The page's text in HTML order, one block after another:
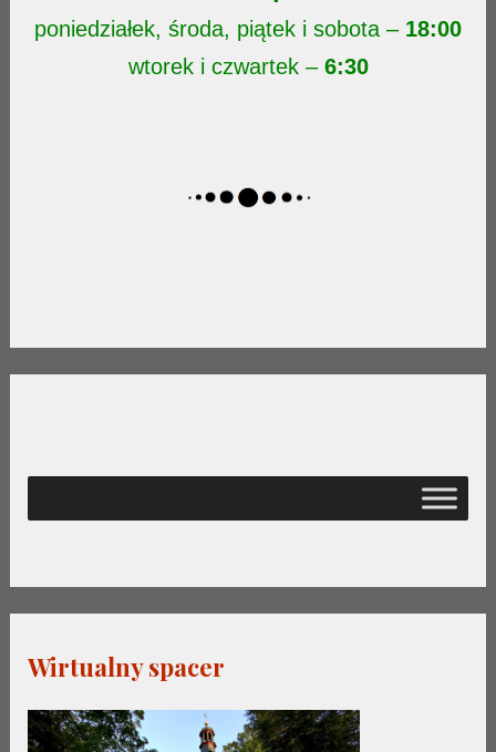
Wirtualny spacer
poniedziałek, środa, piątek i sobota – 18:00
wtorek i czwartek – 6:30